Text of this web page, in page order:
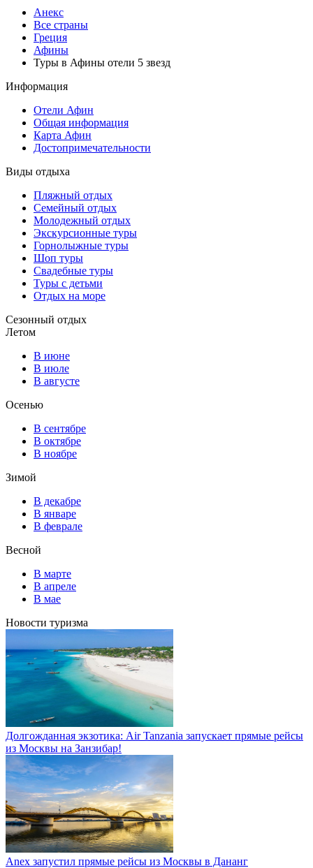
Анекс
Все страны
Греция
Афины
Туры в Афины отели 5 звезд
Информация
Отели Афин
Общая информация
Карта Афин
Достопримечательности
Виды отдыха
Пляжный отдых
Семейный отдых
Молодежный отдых
Экскурсионные туры
Горнолыжные туры
Шоп туры
Свадебные туры
Туры с детьми
Отдых на море
Сезонный отдых
Летом
В июне
В июле
В августе
Осенью
В сентябре
В октябре
В ноябре
Зимой
В декабре
В январе
В феврале
Весной
В марте
В апреле
В мае
Новости туризма
Долгожданная экзотика: Air Tanzania запускает прямые рейсы
из Москвы на Занзибар!
Anex запустил прямые рейсы из Москвы в Дананг